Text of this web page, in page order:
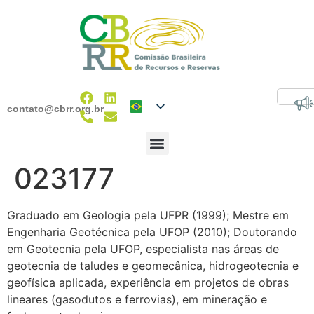
contato@cbrr.org.br
023177
Graduado em Geologia pela UFPR (1999); Mestre em
Engenharia Geotécnica pela UFOP (2010); Doutorando
em Geotecnia pela UFOP, especialista nas áreas de
geotecnia de taludes e geomecânica, hidrogeotecnia e
geofísica aplicada, experiência em projetos de obras
lineares (gasodutos e ferrovias), em mineração e